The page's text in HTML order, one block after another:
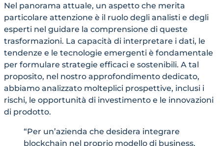
Nel panorama attuale, un aspetto che merita
particolare attenzione è il ruolo degli analisti e degli
esperti nel guidare la comprensione di queste
trasformazioni. La capacità di interpretare i dati, le
tendenze e le tecnologie emergenti è fondamentale
per formulare strategie efficaci e sostenibili. A tal
proposito, nel nostro approfondimento dedicato,
abbiamo analizzato molteplici prospettive, inclusi i
rischi, le opportunità di investimento e le innovazioni
di prodotto.
“Per un’azienda che desidera integrare
blockchain nel proprio modello di business,